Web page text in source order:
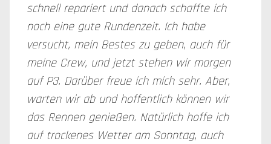
schnell repariert und danach schaffte ich
noch eine gute Rundenzeit. Ich habe
versucht, mein Bestes zu geben, auch für
meine Crew, und jetzt stehen wir morgen
auf P3. Darüber freue ich mich sehr. Aber,
warten wir ab und hoffentlich können wir
das Rennen genießen. Natürlich hoffe ich
auf trockenes Wetter am Sonntag, auch